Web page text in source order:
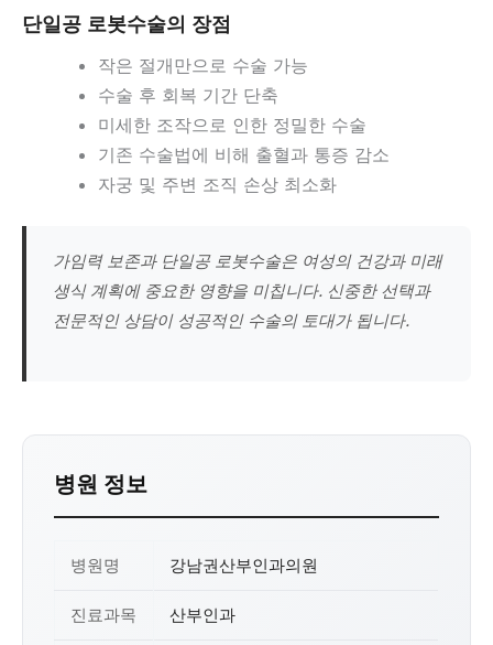
단일공 로봇수술의 장점
작은 절개만으로 수술 가능
수술 후 회복 기간 단축
미세한 조작으로 인한 정밀한 수술
기존 수술법에 비해 출혈과 통증 감소
자궁 및 주변 조직 손상 최소화
가임력 보존과 단일공 로봇수술은 여성의 건강과 미래
생식 계획에 중요한 영향을 미칩니다. 신중한 선택과
전문적인 상담이 성공적인 수술의 토대가 됩니다.
병원 정보
병원명 강남권산부인과의원
진료과목 산부인과